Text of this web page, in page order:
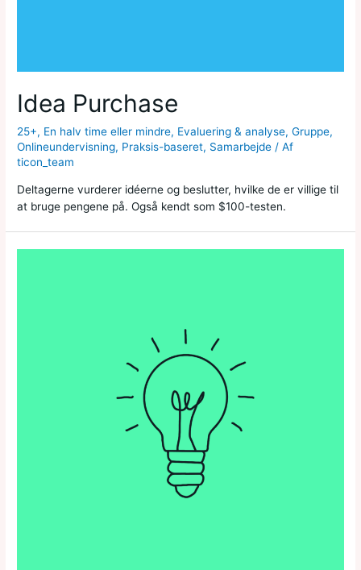
Idea Purchase
25+, En halv time eller mindre, Evaluering & analyse,Gruppe,
Onlineundervisning, Praksis-baseret, Samarbejde / Af
ticon_team
Deltagerne vurderer idéerne og beslutter, hvilke de er villige til
at bruge pengene på. Også kendt som $100-testen.